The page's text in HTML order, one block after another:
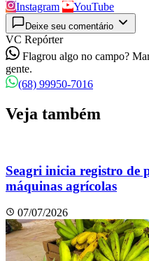
Instagram
YouTube
Deixe seu comentário
VC Repórter
Flagrou algo no campo?
gente.
(68) 99950-7016
Veja também
Seagri inicia registro de
máquinas agrícolas
07/07/2026